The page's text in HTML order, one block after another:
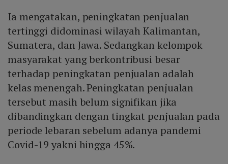
Ia mengatakan, peningkatan penjualan
tertinggi didominasi wilayah Kalimantan,
Sumatera, dan Jawa. Sedangkan kelompok
masyarakat yang berkontribusi besar
terhadap peningkatan penjualan adalah
kelas menengah. Peningkatan penjualan
tersebut masih belum signifikan jika
dibandingkan dengan tingkat penjualan pada
periode lebaran sebelum adanya pandemi
Covid-19 yakni hingga 45%.